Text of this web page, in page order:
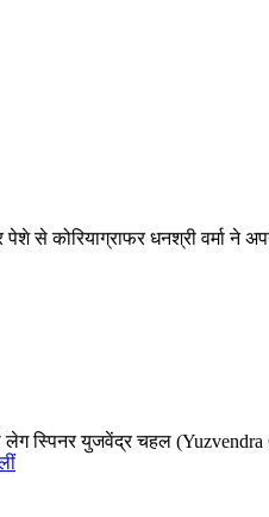
से कोरियाग्राफर धनश्री वर्मा ने
लेग स्पिनर युजवेंद्र चहल